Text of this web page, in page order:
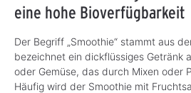
eine hohe Bioverfügbarkeit
Der Begriff „Smoothie“ stammt aus
bezeichnet ein dickflüssiges Getränk
oder Gemüse, das durch Mixen oder
Häufig wird der Smoothie mit